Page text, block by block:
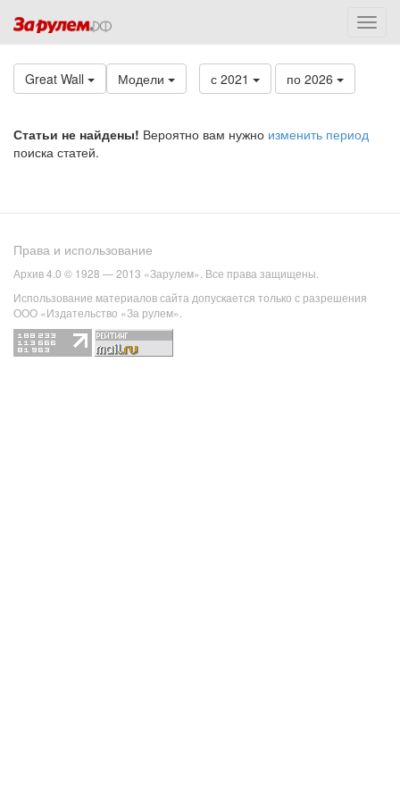
Great Wall Модели с 2021 по 2026
Статьи не найдены! Вероятно вам нужно изменить период
поиска статей.
Права и использование
Архив 4.0 © 1928 — 2013 «Зарулем». Все права защищены.
Использование материалов сайта допускается только с разрешения
ООО «Издательство «За рулем».